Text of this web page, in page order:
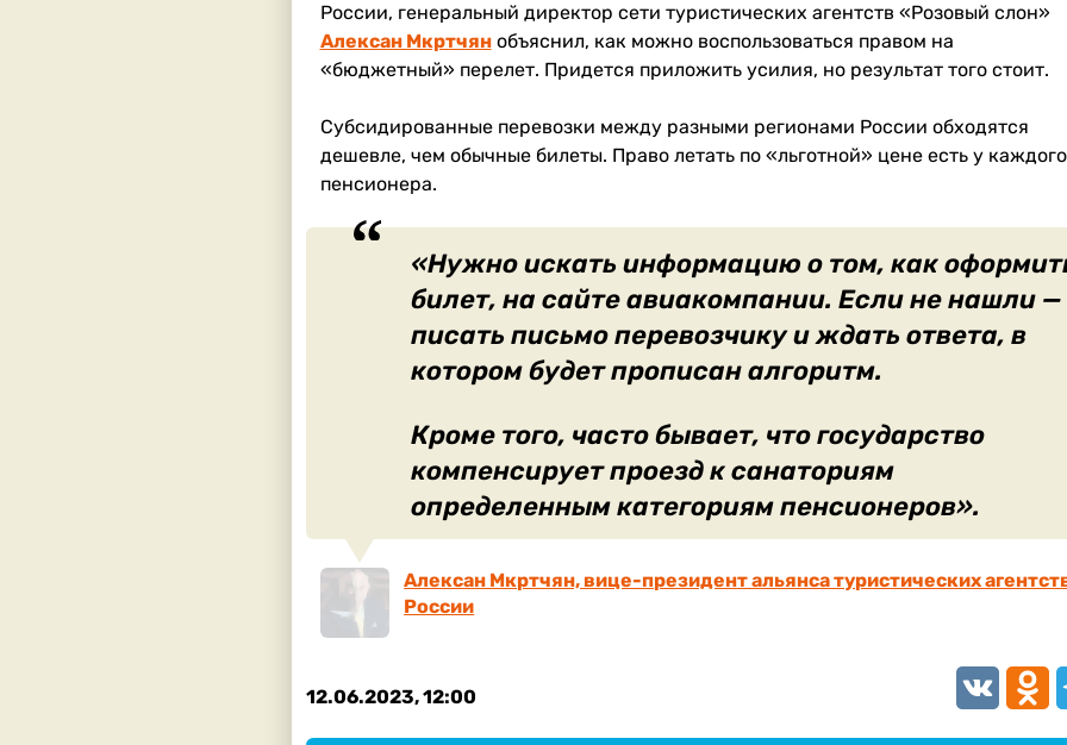
России, генеральный директор сети туристических агентств «Розовый слон»
Алексан Мкртчянобъяснил, как можно воспользоваться правом на
«бюджетный» перелет. Придется приложить усилия, но результат того стоит.
Субсидированные перевозки между разными регионами России обходятся
дешевле, чем обычные билеты. Право летать по «льготной» цене есть у каждого
пенсионера.
«Нужно искать информацию о том, как
билет, на сайте авиакомпании. Если не нашли —
писать письмо перевозчику и ждать ответа, в
котором будет прописан алгоритм.
Кроме того, часто бывает, что государство
компенсирует проезд к санаториям
определенным категориям пенсионеров».
Алексан Мкртчян, вице-президент альянса туристических
России
12.06.2023, 12:00 VK